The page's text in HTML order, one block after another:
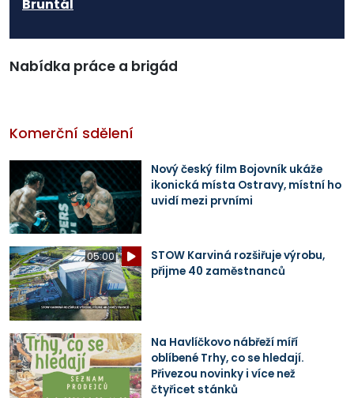
Bruntál
Nabídka práce a brigád
Komerční sdělení
Nový český film Bojovník ukáže
ikonická místa Ostravy, místní ho
uvidí mezi prvními
05:00
STOW Karviná rozšiřuje výrobu,
přijme 40 zaměstnanců
Na Havlíčkovo nábřeží míří
oblíbené Trhy, co se hledají.
Přivezou novinky i více než
čtyřicet stánků